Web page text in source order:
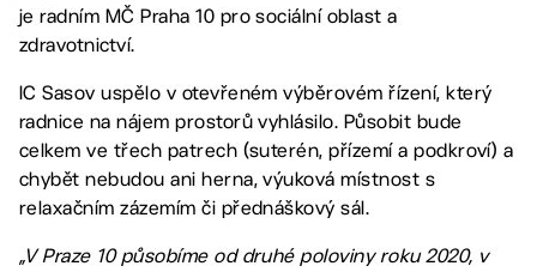
je radním MČ Praha 10 pro sociální oblast a
zdravotnictví.
IC Sasov uspělo v otevřeném výběrovém řízení, který
radnice na nájem prostorů vyhlásilo. Působit bude
celkem ve třech patrech (suterén, přízemí a podkroví) a
chybět nebudou ani herna, výuková místnost s
relaxačním zázemím či přednáškový sál.
„V Praze 10 působíme od druhé poloviny roku 2020, v